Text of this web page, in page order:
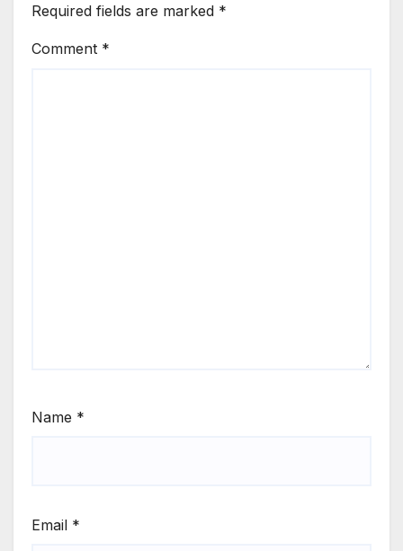
Required fields are marked *
Comment *
Name *
Email *